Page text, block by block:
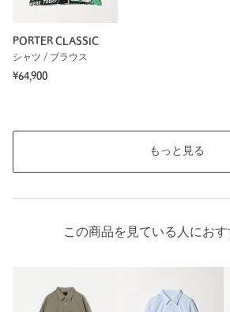
PORTER CLASSIC
シャツ / ブラウス
¥64,900
もっと見る
この商品を見ている人にお